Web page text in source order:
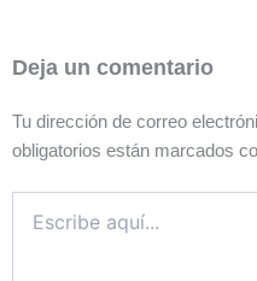
Deja un comentario
Tu dirección de correo
obligatorios están marcados
aquí...